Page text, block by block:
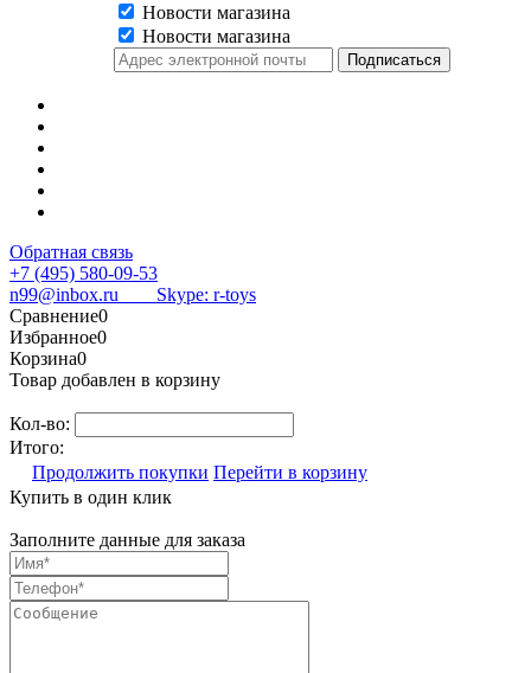
Новости магазина
Новости магазина
Обратная связь
+7 (495) 580-09-53
n99@inbox.ru Skype: r-toys
Сравнение0
Избранное0
Корзина0
Товар добавлен в корзину
Кол-во:
Итого:
Продолжить покупки Перейти в корзину
Купить в один клик
Заполните данные для заказа